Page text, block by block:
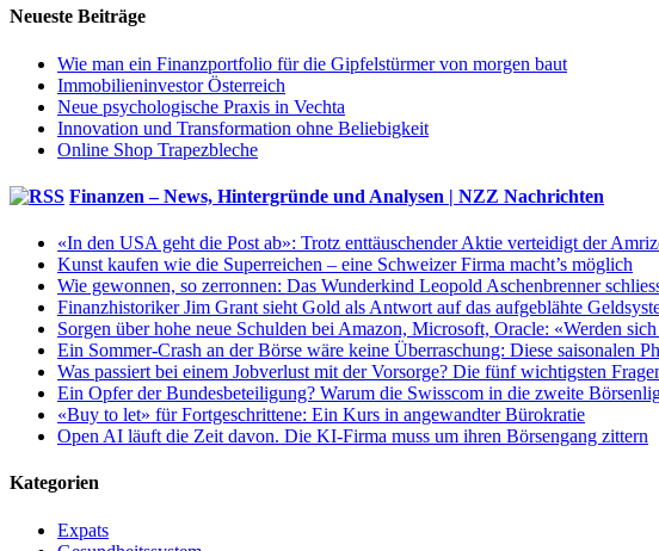
Neueste Beiträge
Wie man ein Finanzportfolio für die Gipfelstürmer von morgen baut
Immobilieninvestor Österreich
Neue psychologische Praxis in Vechta
Innovation und Transformation ohne Beliebigkeit
Online Shop Trapezbleche
Finanzen – News, Hintergründe und Analysen | NZZ Nachrichten
«In den USA geht die Post ab»: Trotz enttäuschender Aktie verteidigt der
Kunst kaufen wie die Superreichen – eine Schweizer Firma macht’s möglich
Wie gewonnen, so zerronnen: Das Wunderkind Leopold Aschenbrenner
Finanzhistoriker Jim Grant sieht Gold als Antwort auf das aufgeblähte
Sorgen über hohe neue Schulden bei Amazon, Microsoft, Oracle: «Werden
Ein Sommer-Crash an der Börse wäre keine Überraschung: Diese saisonalen
Was passiert bei einem Jobverlust mit der Vorsorge? Die fünf wichtigsten
Ein Opfer der Bundesbeteiligung? Warum die Swisscom in die zweite
«Buy to let» für Fortgeschrittene: Ein Kurs in angewandter Bürokratie
Open AI läuft die Zeit davon. Die KI-Firma muss um ihren Börsengang zittern
Kategorien
Expats